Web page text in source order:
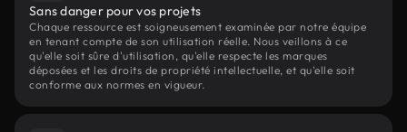
Sans danger pour vos projets
Chaque ressource est soigneusement examinée par notre équipe
en tenant compte de son utilisation réelle. Nous veillons à ce
qu'elle soit sûre d'utilisation, qu'elle respecte les marques
déposées et les droits de propriété intellectuelle, et qu'elle soit
conforme aux normes en vigueur.